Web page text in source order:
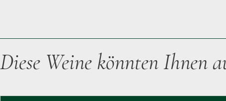
Diese Weine könnten Ihnen